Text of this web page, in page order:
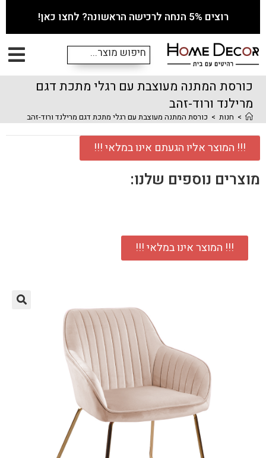
רוצים 5% הנחה לרכישה הראשונה? לחצו כאן!
כורסת המתנה מעוצבת עם רגלי מתכת דגם
מרילנד ורוד-זהב
> חנות > כורסת המתנה מעוצבת עם רגלי מתכת דגם מרילנד ורוד-זהב
!!! המוצר אליו הגעתם אינו במלאי !!!
מוצרים נוספים שלנו:
!!! המוצר אינו במלאי !!!